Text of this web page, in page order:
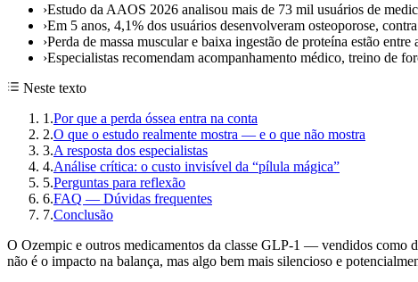
›Estudo da AAOS 2026 analisou mais de 73 mil usuários de
›Em 5 anos, 4,1% dos usuários desenvolveram osteoporose,
›Perda de massa muscular e baixa ingestão de proteína estão entre
›Especialistas recomendam acompanhamento médico, treino de
Neste texto
1 .Por que a perda óssea entra na conta
2.O que o estudo realmente mostra — e o que não mostra
3.A resposta dos especialistas
4.Análise crítica: o custo invisível da “pílula mágica”
5.Perguntas para reflexão
6.FAQ — Dúvidas frequentes
7.Conclusão
O Ozempic e outros medicamentos da classe GLP-1 — vendidos como
não é o impacto na balança, mas algo bem mais silencioso e